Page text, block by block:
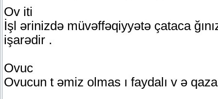
Ov iti
İşl ərinizdə müvəffəqiyyətə çataca
işarədir .
Ovuc
Ovucun t əmiz olmas ı faydalı v ə